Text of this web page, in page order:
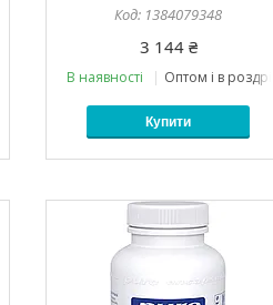
1384079348
3 144 ₴
В наявності Оптом і в роздріб
Купити